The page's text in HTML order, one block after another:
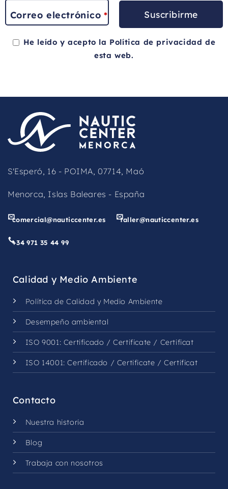
Correo electrónico * Suscribirme
He leído y acepto la Política de privacidad de
esta web.
should
blank
S'Esperó, 16 - POIMA, 07714, Maó
Menorca, Islas Baleares - España
comercial@nauticcenter.es taller@nauticcenter.es
+34 971 35 44 99
Calidad y Medio Ambiente
Política de Calidad y Medio Ambiente
Desempeño ambiental
ISO 9001: Certificado /Certificate / Certificat
ISO 14001:Certificado / Certificate /Certificat
Contacto
Nuestra historia
Blog
Trabaja con nosotros